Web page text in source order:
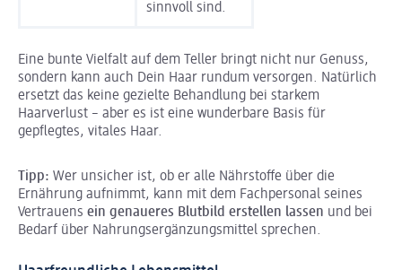
sinnvoll sind.
Eine bunte Vielfalt auf dem Teller bringt nicht nur Genuss,
sondern kann auch Dein Haar rundum versorgen. Natürlich
ersetzt das keine gezielte Behandlung bei starkem
Haarverlust – aber es ist eine wunderbare Basis für
gepflegtes, vitales Haar.
Tipp: Wer unsicher ist, ob er alle Nährstoffe über die
Ernährung aufnimmt, kann mit dem Fachpersonal seines
Vertrauens ein genaueres Blutbild erstellen lassen und bei
Bedarf über Nahrungsergänzungsmittel sprechen.